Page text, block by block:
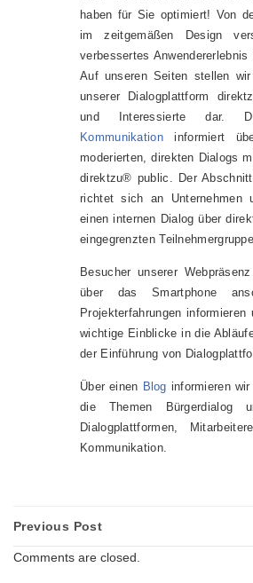
haben für Sie optimiert! Von
im zeitgemäßen Design
verbessertes
Auf unseren Seiten stellen
unserer Dialogplattform
und Interessierte dar.
Kommunikationinformiert
moderierten, direkten Dialogs
direktzu® public. Der Abschnitt
richtet sich an Unternehmen
einen internen Dialog über
eingegrenzten
Besucher unserer
über das Smartphone
Projekterfahrungen
wichtige Einblicke in die
der Einführung von
Über einen Blog informieren
die Themen Bürgerdialog
Dialogplattformen,
Kommunikation.
Previous Post
Comments are closed.